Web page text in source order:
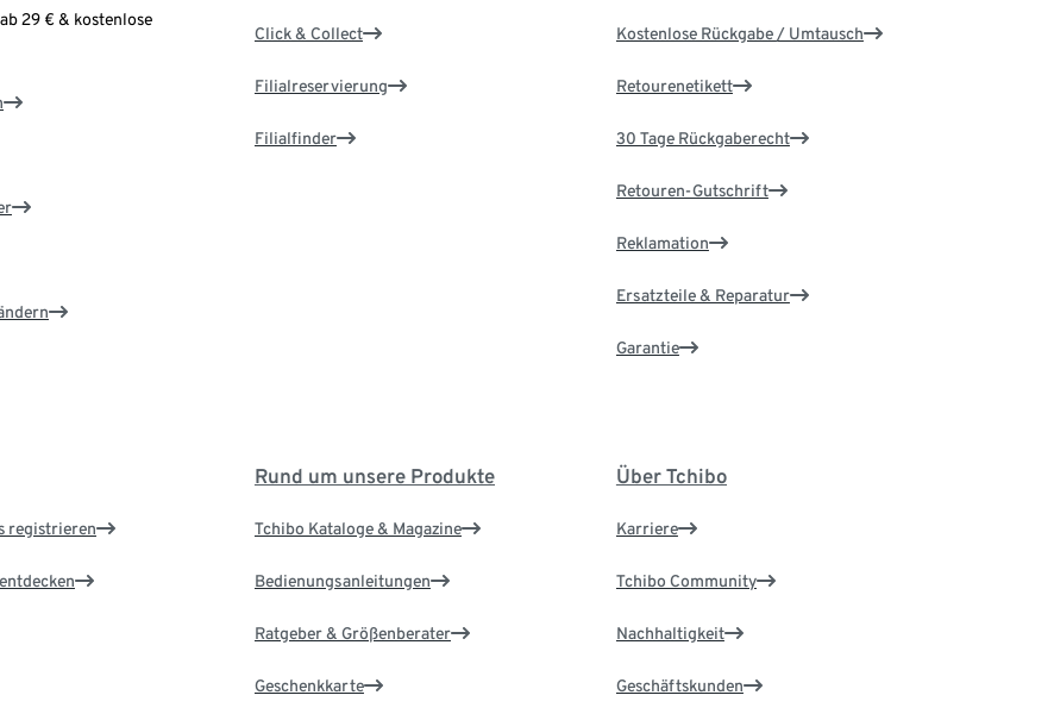
29 € & kostenlose
Click & Collect
Filialreservierung
Filialfinder
Kostenlose Rückgabe / Umtausch
Retourenetikett
30 Tage Rückgaberecht
Retouren-Gutschrift
Reklamation
Ersatzteile & Reparatur
Garantie
registrieren
Rund um unsere Produkte
Tchibo Kataloge & Magazine
Bedienungsanleitungen
Ratgeber & Größenberater
Geschenkkarte
Über Tchibo
Karriere
Tchibo Community
Nachhaltigkeit
Geschäftskunden